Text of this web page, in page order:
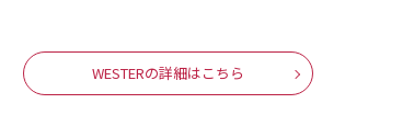
WESTERの詳細はこちら